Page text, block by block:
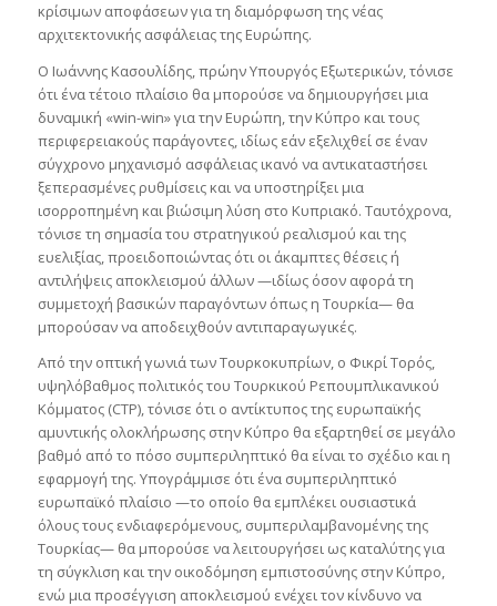
κρίσιμων αποφάσεων για τη διαμόρφωση της νέας
αρχιτεκτονικής ασφάλειας της Ευρώπης.
Ο Ιωάννης Κασουλίδης, πρώην Υπουργός Εξωτερικών, τόνισε
ότι ένα τέτοιο πλαίσιο θα μπορούσε να δημιουργήσει μια
δυναμική «win-win» για την Ευρώπη, την Κύπρο και τους
περιφερειακούς παράγοντες, ιδίως εάν εξελιχθεί σε έναν
σύγχρονο μηχανισμό ασφάλειας ικανό να αντικαταστήσει
ξεπερασμένες ρυθμίσεις και να υποστηρίξει μια
ισορροπημένη και βιώσιμη λύση στο Κυπριακό. Ταυτόχρονα,
τόνισε τη σημασία του στρατηγικού ρεαλισμού και της
ευελιξίας, προειδοποιώντας ότι οι άκαμπτες θέσεις ή
αντιλήψεις αποκλεισμού άλλων —ιδίως όσον αφορά τη
συμμετοχή βασικών παραγόντων όπως η Τουρκία— θα
μπορούσαν να αποδειχθούν αντιπαραγωγικές.
Από την οπτική γωνιά των Τουρκοκυπρίων, ο Φικρί Τορός,
υψηλόβαθμος πολιτικός του Τουρκικού Ρεπουμπλικανικού
Κόμματος (CTP), τόνισε ότι ο αντίκτυπος της ευρωπαϊκής
αμυντικής ολοκλήρωσης στην Κύπρο θα εξαρτηθεί σε μεγάλο
βαθμό από το πόσο συμπεριληπτικό θα είναι το σχέδιο και η
εφαρμογή της. Υπογράμμισε ότι ένα συμπεριληπτικό
ευρωπαϊκό πλαίσιο —το οποίο θα εμπλέκει ουσιαστικά
όλους τους ενδιαφερόμενους, συμπεριλαμβανομένης της
Τουρκίας— θα μπορούσε να λειτουργήσει ως καταλύτης για
τη σύγκλιση και την οικοδόμηση εμπιστοσύνης στην Κύπρο,
ενώ μια προσέγγιση αποκλεισμού ενέχει τον κίνδυνο να